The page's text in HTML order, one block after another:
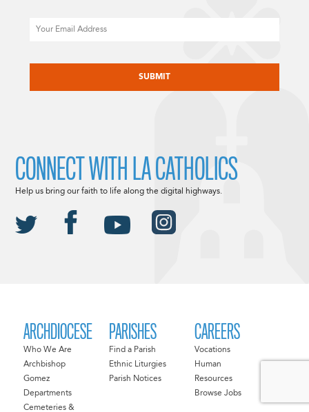
ARCHDIOCESE
Who We Are
Archbishop
Gomez
Departments
Cemeteries &
PARISHES
Find a Parish
Ethnic Liturgies
Parish Notices
CAREERS
Vocations
Human
Resources
Browse Jobs
CONNECT WITH LA CATHOLICS
Help us bring our faith to life along the digital highways.